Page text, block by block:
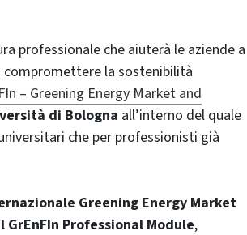
professionale che aiuterà le aziende a
compromettere la sostenibilità
– Greening Energy Market and
di Bologna all’interno del quale
che per professionisti già
Greening Energy Market
GrEnFIn Professional Module,